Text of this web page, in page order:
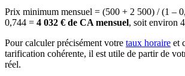
Prix minimum mensuel = (500 + 2 500) / (1 –
0,744 = 4 032 € de CA mensuel, soit environ
Pour calculer précisément votre taux horaire et
tarification cohérente, il est utile de partir de
réel.